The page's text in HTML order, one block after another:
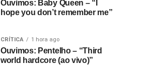
Ouvimos: Baby Queen – “I
hope you don’t remember me”
CRÍTICA 1 hora ago
Ouvimos: Pentelho – “Third
world hardcore (ao vivo)”